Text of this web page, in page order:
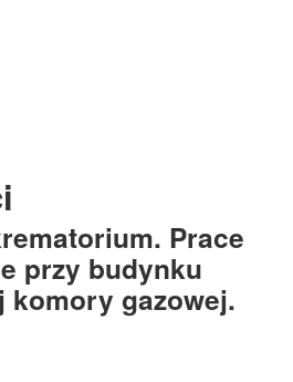
Prace
przy budynku
komory gazowej.